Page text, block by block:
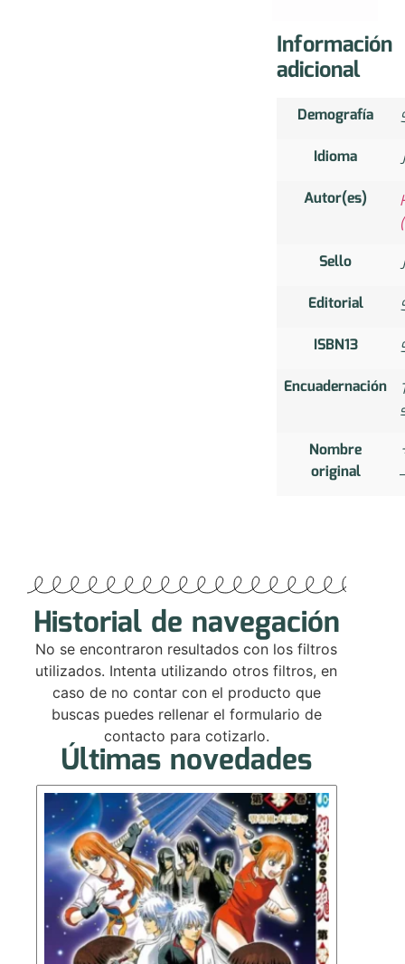
Información
adicional
Demografía
Idioma
Autor(es)
Sello
Editorial
ISBN13
Encuadernación
Nombre
original
Historial de navegación
No se encontraron resultados con los filtros
utilizados. Intenta utilizando otros filtros, en
caso de no contar con el producto que
buscas puedes rellenar el formulario de
contacto para cotizarlo.
Últimas novedades